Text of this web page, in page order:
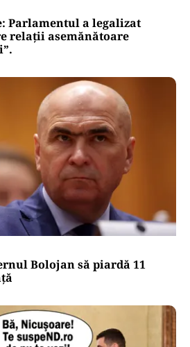
Parlamentul a legalizat
relații asemănătoare
Bolojan să piardă 11